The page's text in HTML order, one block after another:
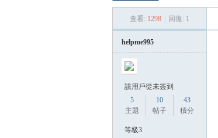
查看: 1298 回復: 1
helpme995
該用戶從未簽到
5
主題
10
帖子
43
積分
等級3